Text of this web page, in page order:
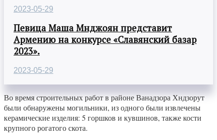
2023-05-29
Певица Маша Мнджоян представит
Армению на конкурсе «Славянский базар
2023».
2023-05-29
Во время строительных работ в районе Ванадзора Хндзорут
были обнаружены могильники, из одного были извлечены
керамические изделия: 5 горшков и кувшинов, также кости
крупного рогатого скота.